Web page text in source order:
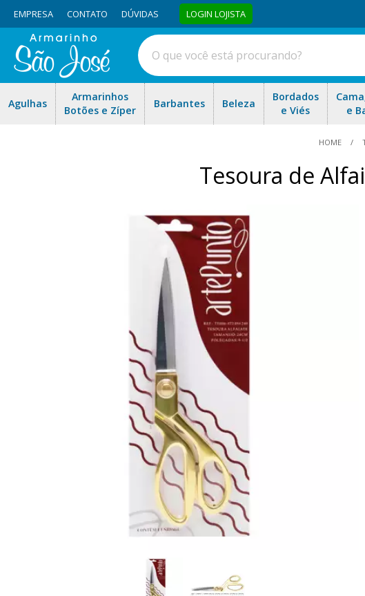
EMPRESA CONTATO DÚVIDAS LOGIN LOJISTA
Agulhas
Armarinhos
Botões e Zíper
Barbantes Beleza
Bordados
e Viés
e
HOME
Tesoura de